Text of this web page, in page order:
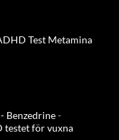
Test Metamina
Benzedrine-
testet för vuxna